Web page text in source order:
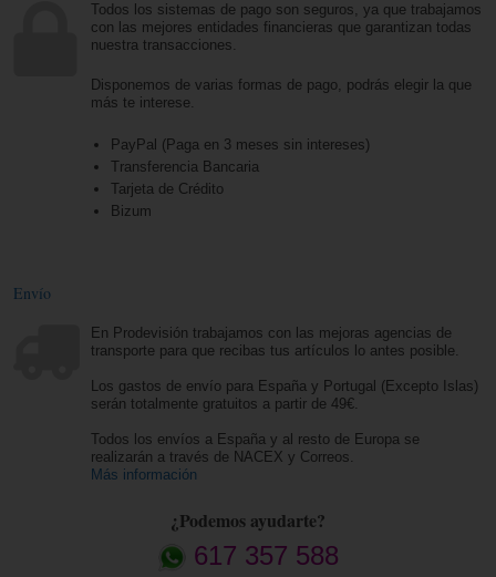
Todos los sistemas de pago son seguros, ya que trabajamos
con las mejores entidades financieras que garantizan todas
nuestra transacciones.
Disponemos de varias formas de pago, podrás elegir la que
más te interese.
PayPal (Paga en 3 meses sin intereses)
Transferencia Bancaria
Tarjeta de Crédito
Bizum
Envío
En Prodevisión trabajamos con las mejoras agencias de
transporte para que recibas tus artículos lo antes posible.
Los gastos de envío para España y Portugal (Excepto Islas)
serán totalmente gratuitos a partir de 49€.
Todos los envíos a España y al resto de Europa se
realizarán a través de NACEX y Correos.
Más información
¿Podemos ayudarte?
617 357 588